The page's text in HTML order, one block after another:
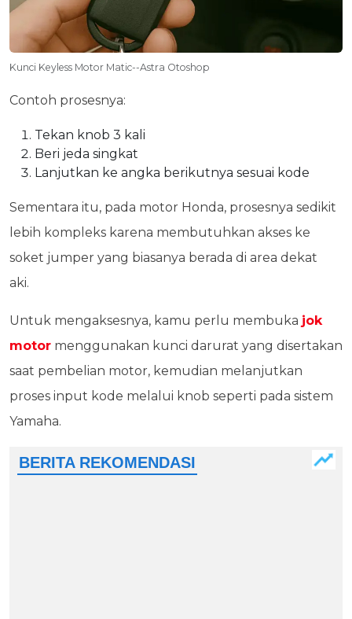
Kunci Keyless Motor Matic--Astra Otoshop
Contoh prosesnya:
Tekan knob 3 kali
Beri jeda singkat
Lanjutkan ke angka berikutnya sesuai kode
Sementara itu, pada motor Honda, prosesnya sedikit
lebih kompleks karena membutuhkan akses ke
soket jumper yang biasanya berada di area dekat
aki.
Untuk mengaksesnya, kamu perlu membuka jok
motor menggunakan kunci darurat yang disertakan
saat pembelian motor, kemudian melanjutkan
proses input kode melalui knob seperti pada sistem
Yamaha.